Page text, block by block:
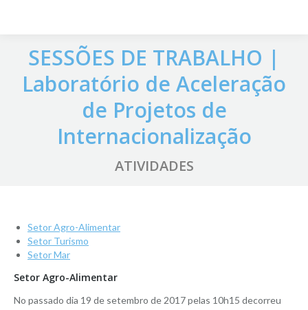
SESSÕES DE TRABALHO |
Laboratório de Aceleração
de Projetos de
Internacionalização
ATIVIDADES
Setor Agro-Alimentar
Setor Turismo
Setor Mar
Setor Agro-Alimentar
No passado dia 19 de setembro de 2017 pelas 10h15 decorreu